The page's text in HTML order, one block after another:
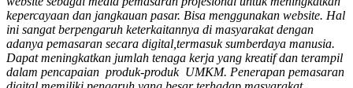
kepercayaan dan jangkauan pasar. Bisa menggunakan website. Hal
ini sangat berpengaruh keterkaitannya di masyarakat dengan
adanya pemasaran secara digital,termasuk sumberdaya manusia.
Dapat meningkatkan jumlah tenaga kerja yang kreatif dan terampil
dalam pencapaian produk-produk UMKM. Penerapan pemasaran